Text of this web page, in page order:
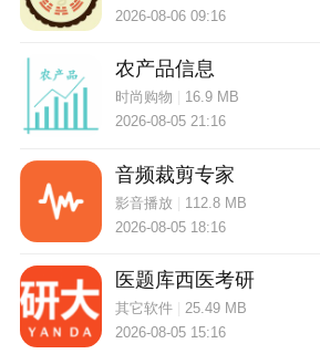
2026-08-06 09:16
农产品信息
时尚购物
16.9 MB
2026-08-05 21:16
音频裁剪专家
影音播放
112.8 MB
2026-08-05 18:16
医题库西医考研
其它软件| 25.49 MB
2026-08-05 15:16